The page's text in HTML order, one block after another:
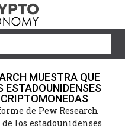
MUESTRA QUE
ESTADOUNIDENSES
de Pew Research
los estadounidenses